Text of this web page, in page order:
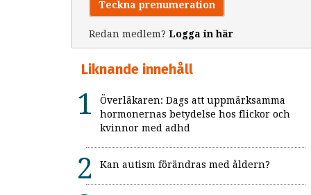
Teckna prenumeration
Redan medlem? Logga in här
Liknande innehåll
Överläkaren: Dags att uppmärksamma
hormonernas betydelse hos flickor och
kvinnor med adhd
Kan autism förändras med åldern?